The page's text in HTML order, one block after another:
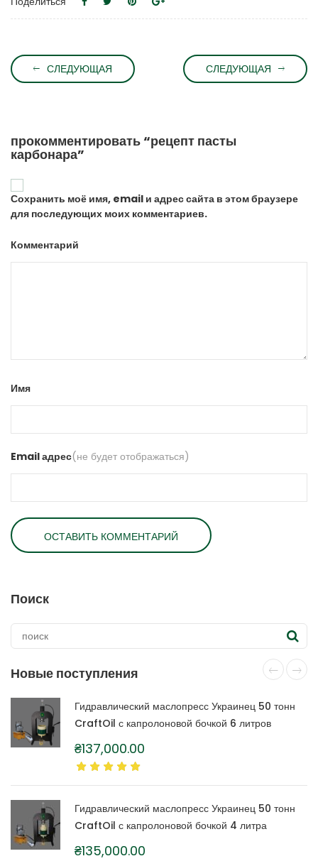
СЛЕДУЮЩАЯ СЛЕДУЮЩАЯ
прокомментировать “рецепт пасты
карбонара”
Сохранить моё имя, email и адрес сайта в этом браузере
для последующих моих комментариев.
Комментарий
Имя
Email адрес(не будет отображаться)
Поиск
Новые поступления
Гидравлический маслопресс Украинец 50 тонн
CraftOil с капролоновой бочкой 6 литров
₴137,000.00
Гидравлический маслопресс Украинец 50 тонн
CraftOil с капролоновой бочкой 4 литра
₴135,000.00